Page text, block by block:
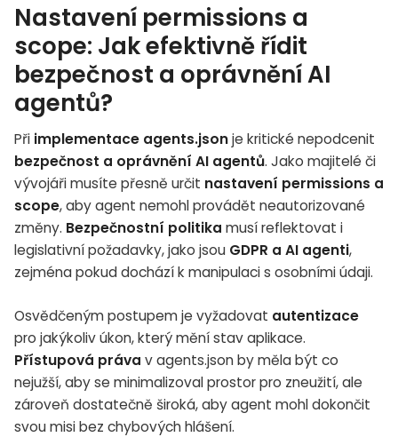
Nastavení permissions a
scope: Jak efektivně řídit
bezpečnost a oprávnění AI
agentů?
Při implementace agents.jsonje kritické nepodcenit
bezpečnost a oprávnění AI agentů. Jako majitelé či
vývojáři musíte přesně určit nastavení permissions a
scope, aby agent nemohl provádět neautorizované
změny. Bezpečnostní politika musí reflektovat i
legislativní požadavky, jako jsou GDPR a AI agenti,
zejména pokud dochází k manipulaci s osobními údaji.
Osvědčeným postupem je vyžadovat autentizace
pro jakýkoliv úkon, který mění stav aplikace.
Přístupová práva v agents.json by měla být co
nejužší, aby se minimalizoval prostor pro zneužití, ale
zároveň dostatečně široká, aby agent mohl dokončit
svou misi bez chybových hlášení.